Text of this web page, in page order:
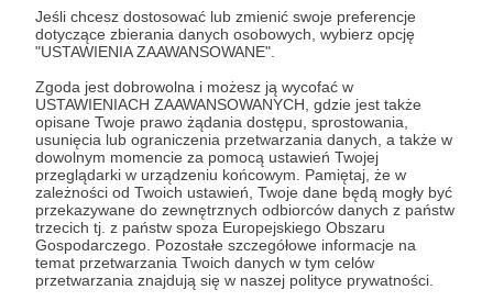
Jeśli chcesz dostosować lub zmienić swoje preferencje
dotyczące zbierania danych osobowych, wybierz opcję
"USTAWIENIA ZAAWANSOWANE".
Zgoda jest dobrowolna i możesz ją wycofać w
USTAWIENIACH ZAAWANSOWANYCH, gdzie jest także
opisane Twoje prawo żądania dostępu, sprostowania,
usunięcia lub ograniczenia przetwarzania danych, a także w
dowolnym momencie za pomocą ustawień Twojej
przeglądarki w urządzeniu końcowym. Pamiętaj, że w
zależności od Twoich ustawień, Twoje dane będą mogły być
przekazywane do zewnętrznych odbiorców danych z państw
trzecich tj. z państw spoza Europejskiego Obszaru
Gospodarczego. Pozostałe szczegółowe informacje na
temat przetwarzania Twoich danych w tym celów
przetwarzania znajdują się w naszej polityce prywatności.
Strategy&Future
Zobacz profil autora